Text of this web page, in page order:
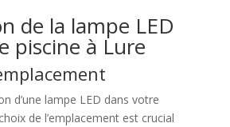
de la lampe LED
piscine à Lure
d’une lampe LED dans votre
de l’emplacement est crucial